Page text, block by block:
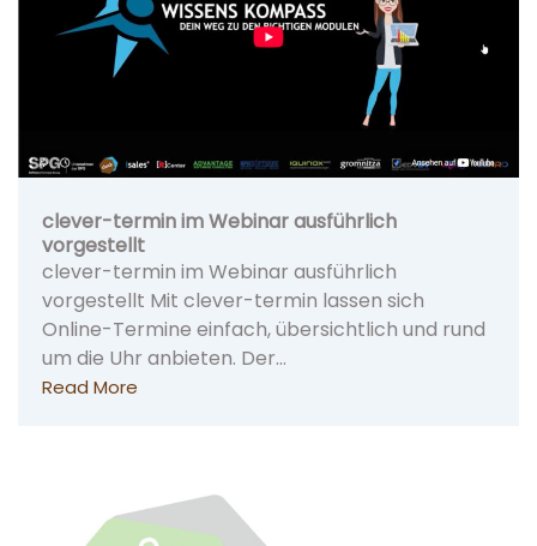
clever-termin im Webinar ausführlich
vorgestellt
clever-termin im Webinar ausführlich
vorgestellt Mit clever-termin lassen sich
Online-Termine einfach, übersichtlich und rund
um die Uhr anbieten. Der…
Read More